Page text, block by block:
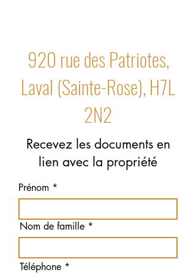
920 rue des Patriotes,
Laval (Sainte-Rose), H7L
2N2
Recevez les documents en
lien avec la propriété
Prénom
Nom de famille
Téléphone